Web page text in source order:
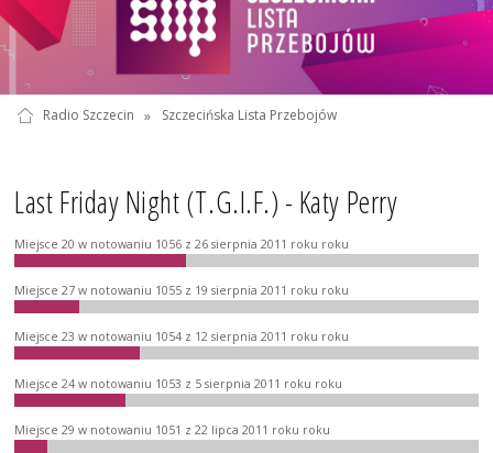
Radio Szczecin » Szczecińska Lista Przebojów
Last Friday Night (T.G.I.F.) - Katy Perry
Miejsce 20 w notowaniu 1056 z 26 sierpnia 2011 roku roku
Miejsce 27 w notowaniu 1055 z 19 sierpnia 2011 roku roku
Miejsce 23 w notowaniu 1054 z 12 sierpnia 2011 roku roku
Miejsce 24 w notowaniu 1053 z 5 sierpnia 2011 roku roku
Miejsce 29 w notowaniu 1051 z 22 lipca 2011 roku roku